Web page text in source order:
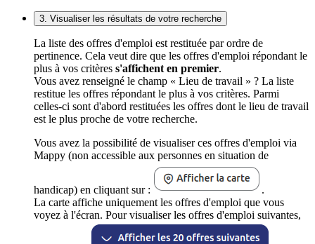
3. Visualiser les résultats de votre recherche
La liste des offres d'emploi est restituée par ordre de
pertinence. Cela veut dire que les offres d'emploi répondant le
plus à vos critères s'affichent en premier.
Vous avez renseigné le champ « Lieu de travail » ? La liste
restitue les offres répondant le plus à vos critères. Parmi
celles-ci sont d'abord restituées les offres dont le lieu de travail
est le plus proche de votre recherche.
Vous avez la possibilité de visualiser ces offres d'emploi via
Mappy (non accessible aux personnes en situation de
handicap) en cliquant sur :
.
La carte affiche uniquement les offres d'emploi que vous
voyez à l'écran. Pour visualiser les offres d'emploi suivantes,